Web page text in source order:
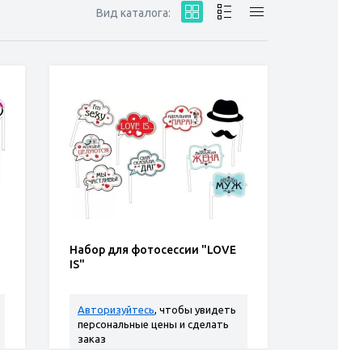
Вид каталога:
Набор для фотосессии "LOVE
IS"
Авторизуйтесь, чтобы увидеть
персональные цены и сделать
заказ